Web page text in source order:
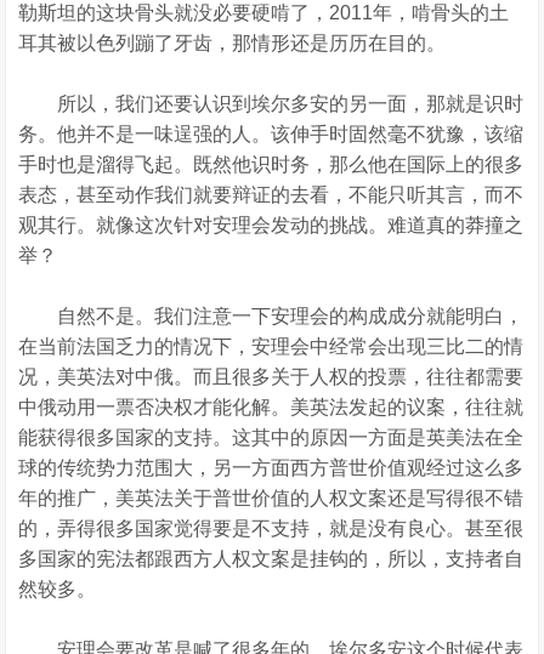
勒斯坦的这块骨头就没必要硬啃了，2011年，啃骨头的土
耳其被以色列蹦了牙齿，那情形还是历历在目的。
所以，我们还要认识到埃尔多安的另一面，那就是识时
务。他并不是一味逞强的人。该伸手时固然毫不犹豫，该缩
手时也是溜得飞起。既然他识时务，那么他在国际上的很多
表态，甚至动作我们就要辩证的去看，不能只听其言，而不
观其行。就像这次针对安理会发动的挑战。难道真的莽撞之
举？
自然不是。我们注意一下安理会的构成成分就能明白，
在当前法国乏力的情况下，安理会中经常会出现三比二的情
况，美英法对中俄。而且很多关于人权的投票，往往都需要
中俄动用一票否决权才能化解。美英法发起的议案，往往就
能获得很多国家的支持。这其中的原因一方面是英美法在全
球的传统势力范围大，另一方面西方普世价值观经过这么多
年的推广，美英法关于普世价值的人权文案还是写得很不错
的，弄得很多国家觉得要是不支持，就是没有良心。甚至很
多国家的宪法都跟西方人权文案是挂钩的，所以，支持者自
然较多。
安理会要改革是喊了很多年的，埃尔多安这个时候代表